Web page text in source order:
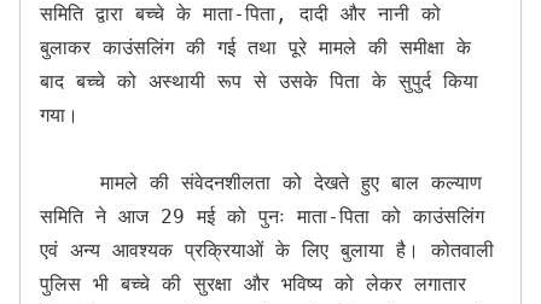
समिति द्वारा बच्चे के माता-पिता, दादी और नानी को
बुलाकर काउंसलिंग की गई तथा पूरे मामले की समीक्षा के
बाद बच्चे को अस्थायी रूप से उसके पिता के सुपुर्द किया
गया।
     मामले की संवेदनशीलता को देखते हुए बाल कल्याण
समिति ने आज 29 मई को पुनः माता-पिता को काउंसलिंग
एवं अन्य आवश्यक प्रक्रियाओं के लिए बुलाया है। कोतवाली
पुलिस भी बच्चे की सुरक्षा और भविष्य को लेकर लगातार